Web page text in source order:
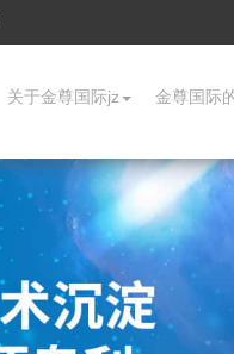
关于金尊国际jz 金尊国际